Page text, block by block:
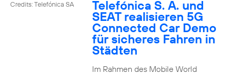
Credits: Telefónica SA Telefónica S. A. und
SEAT realisieren 5G
Connected Car Demo
für sicheres Fahren in
Städten
Im Rahmen des Mobile World